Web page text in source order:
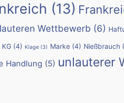
(13)
Wettbewerb (6)
KG (4) Klage (3) Marke (4) Nießbrauch
Handlung (5) unlauterer